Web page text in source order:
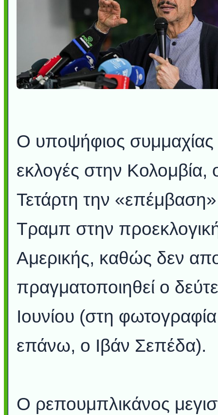
Ο υποψήφιος συμμαχίας
εκλογές στην Κολομβία,
Τετάρτη την
Τραμπ στην
Αμερικής, καθώς δεν
πραγματοποιηθεί ο
Ιουνίου (στη
επάνω, ο Ιβάν Σεπέδα).
Ο ρεπουμπλικάνος